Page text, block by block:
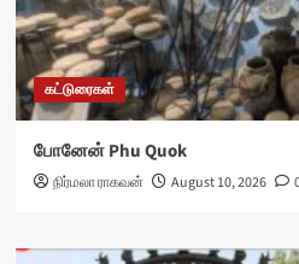
கட்டுரைகள்
போனேன் Phu Quok
நிர்மலா ராகவன் August 10, 2026